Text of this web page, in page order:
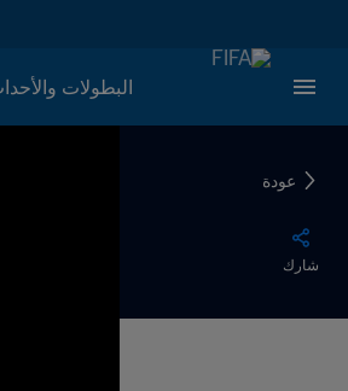
البطولات
عودة
شارك